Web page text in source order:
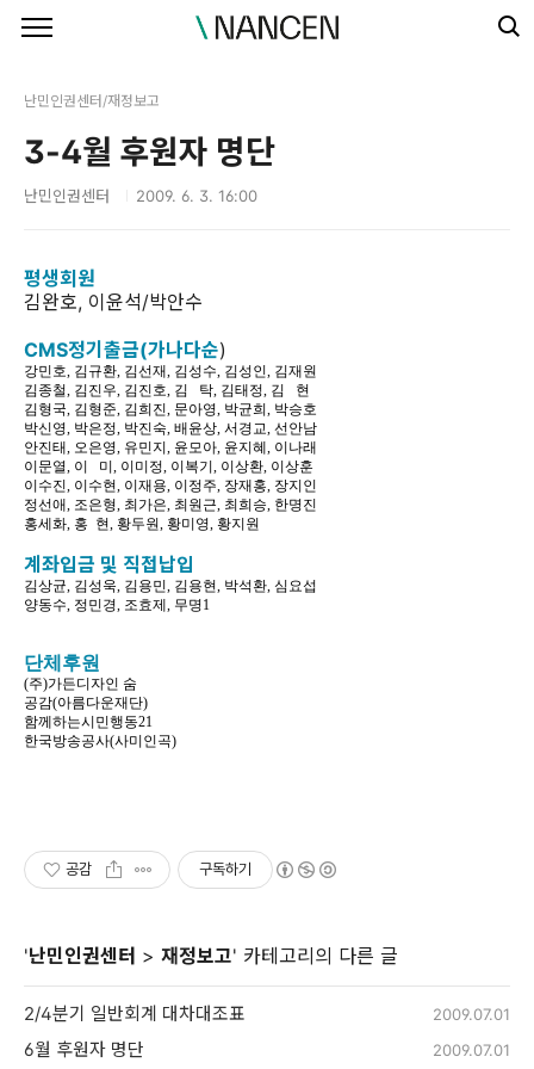
난민인권센터/재정보고
3-4월 후원자 명단
난민인권센터 2009. 6. 3. 16:00
평생회원
김완호, 이윤석/박안수
CMS정기출금(가나다순)
강민호, 김규환, 김선재, 김성수, 김성인, 김재원
김종철, 김진우, 김진호, 김 탁, 김태정, 김 현
김형국, 김형준, 김희진, 문아영, 박균희, 박승호
박신영, 박은정, 박진숙, 배윤상, 서경교, 선안남
안진태, 오은영, 유민지, 윤모아, 윤지혜, 이나래
이문열, 이 미, 이미정, 이복기, 이상환, 이상훈
이수진, 이수현, 이재용, 이정주, 장재홍, 장지인
정선애, 조은형, 최가은, 최원근, 최희승, 한명진
홍세화, 홍 현, 황두원, 황미영, 황지원
계좌입금 및 직접납입
김상균, 김성욱, 김용민, 김용현, 박석환, 심요섭
양동수, 정민경, 조효제, 무명1
단체후원
(주)가든디자인 숨
공감(아름다운재단)
함께하는시민행동21
한국방송공사(사미인곡)
공감 구독하기
'난민인권센터 > 재정보고' 카테고리의 다른 글
2/4분기 일반회계 대차대조표 2009.07.01
6월 후원자 명단 2009.07.01